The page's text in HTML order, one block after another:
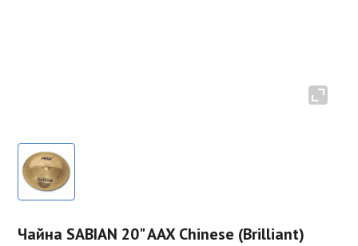
Чайна SABIAN 20" AAX Chinese (Brilliant)